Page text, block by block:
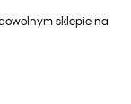
sklepie na